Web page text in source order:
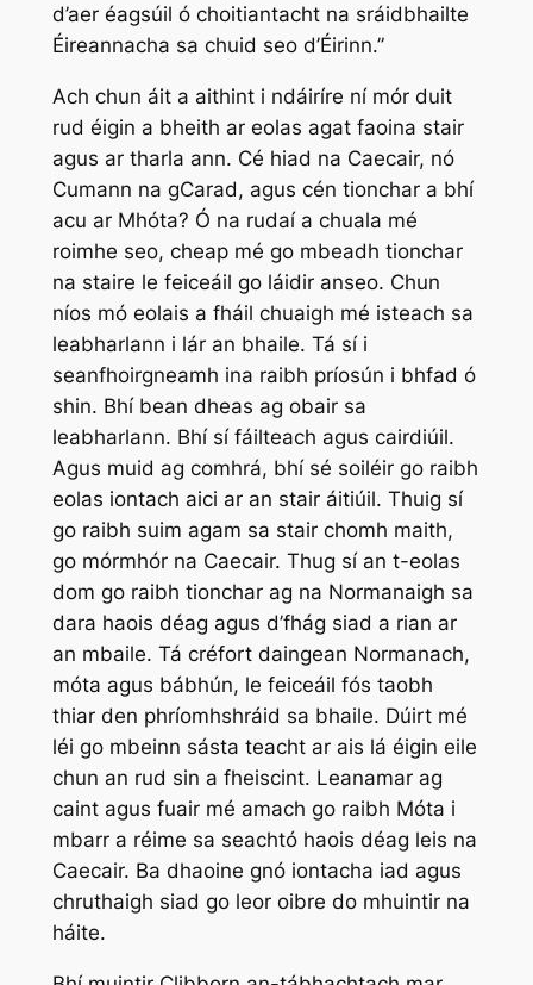
d’aer éagsúil ó choitiantacht na sráidbhailte
Éireannacha sa chuid seo d’Éirinn.”
Ach chun áit a aithint i ndáiríre ní mór duit
rud éigin a bheith ar eolas agat faoina stair
agus ar tharla ann. Cé hiad na Caecair, nó
Cumann na gCarad, agus cén tionchar a bhí
acu ar Mhóta? Ó na rudaí a chuala mé
roimhe seo, cheap mé go mbeadh tionchar
na staire le feiceáil go láidir anseo. Chun
níos mó eolais a fháil chuaigh mé isteach sa
leabharlann i lár an bhaile. Tá sí i
seanfhoirgneamh ina raibh príosún i bhfad ó
shin. Bhí bean dheas ag obair sa
leabharlann. Bhí sí fáilteach agus cairdiúil.
Agus muid ag comhrá, bhí sé soiléir go raibh
eolas iontach aici ar an stair áitiúil. Thuig sí
go raibh suim agam sa stair chomh maith,
go mórmhór na Caecair. Thug sí an t-eolas
dom go raibh tionchar ag na Normanaigh sa
dara haois déag agus d’fhág siad a rian ar
an mbaile. Tá créfort daingean Normanach,
móta agus bábhún, le feiceáil fós taobh
thiar den phríomhshráid sa bhaile. Dúirt mé
léi go mbeinn sásta teacht ar ais lá éigin eile
chun an rud sin a fheiscint. Leanamar ag
caint agus fuair mé amach go raibh Móta i
mbarr a réime sa seachtó haois déag leis na
Caecair. Ba dhaoine gnó iontacha iad agus
chruthaigh siad go leor oibre do mhuintir na
háite.